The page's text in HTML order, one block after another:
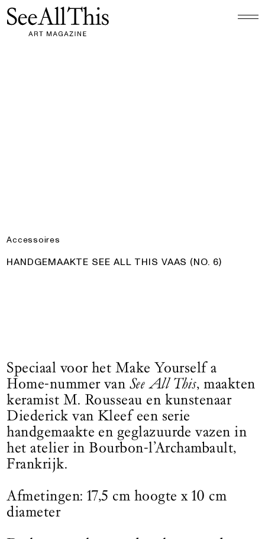
Logo See All This, linkt naar de homepage
Accessoires
PRODUCT:
HANDGEMAAKTE SEE ALL THIS VAAS (NO. 6)
Speciaal voor het Make Yourself a
Home-nummer van See All This, maakten
keramist M. Rousseau en kunstenaar
Diederick van Kleef een serie
handgemaakte en geglazuurde vazen in
het atelier in Bourbon-l’Archambault,
Frankrijk.
Afmetingen: 17,5 cm hoogte x 10 cm
diameter